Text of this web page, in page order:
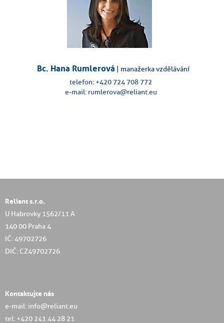
Bc. Hana Rumlerová | manažerka vzdělávání
telefon: +420 724 708 772
e-mail: rumlerova@reliant.eu
Reliant s.r.o.
U Habrovky 1562/11 A
140 00 Praha 4
IČ: 49702726
DIČ: CZ49702726
Kontaktujte nás
e-mail: info@reliant.eu
tel: +420 241 44 28 21